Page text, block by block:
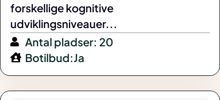
forskellige kognitive
udviklingsniveauer...
Antal pladser: 20
Botilbud:Ja